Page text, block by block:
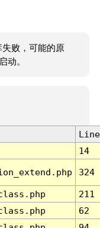
败，可能的原
动。
Line
14
324
211
62